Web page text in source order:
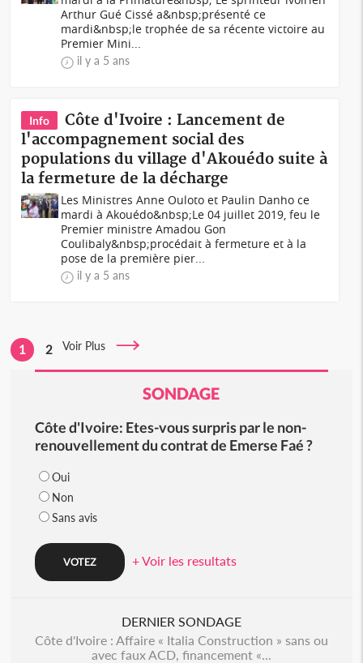
Arthur Gué Cissé a&nbsp;présenté ce
mardi&nbsp;le trophée de sa récente victoire au
Premier Mini...
il y a 5 ans
Info
Côte d'Ivoire : Lancement de
l'accompagnement social des
populations du village d'Akouédo suite à
la fermeture de la décharge
Les Ministres Anne Ouloto et Paulin Danho ce
mardi à Akouédo&nbsp;Le 04 juillet 2019, feu le
Premier ministre Amadou Gon
Coulibaly&nbsp;procédait à fermeture et à la
pose de la première pier...
il y a 5 ans
1 2 Voir Plus
SONDAGE
Côte d'Ivoire: Etes-vous surpris par le non-
renouvellement du contrat de Emerse Faé ?
Oui
Non
Sans avis
+ Voir les resultats
DERNIER SONDAGE
Côte d'Ivoire : Affaire « Italia Construction » sans ou
avec faux ACD, financement «...